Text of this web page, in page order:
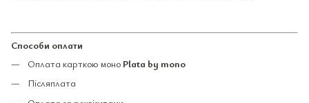
Способи оплати
Оплата карткою моно Plata by mono
Післяплата